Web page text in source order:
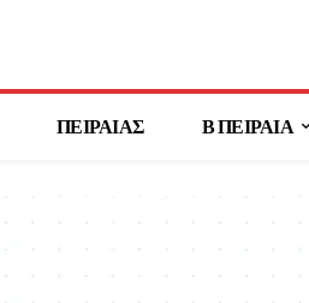
ΠΕΙΡΑΙΑΣ Β ΠΕΙΡΑΙΑ